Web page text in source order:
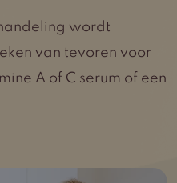
wordt
van tevoren voor
A of C serum of een